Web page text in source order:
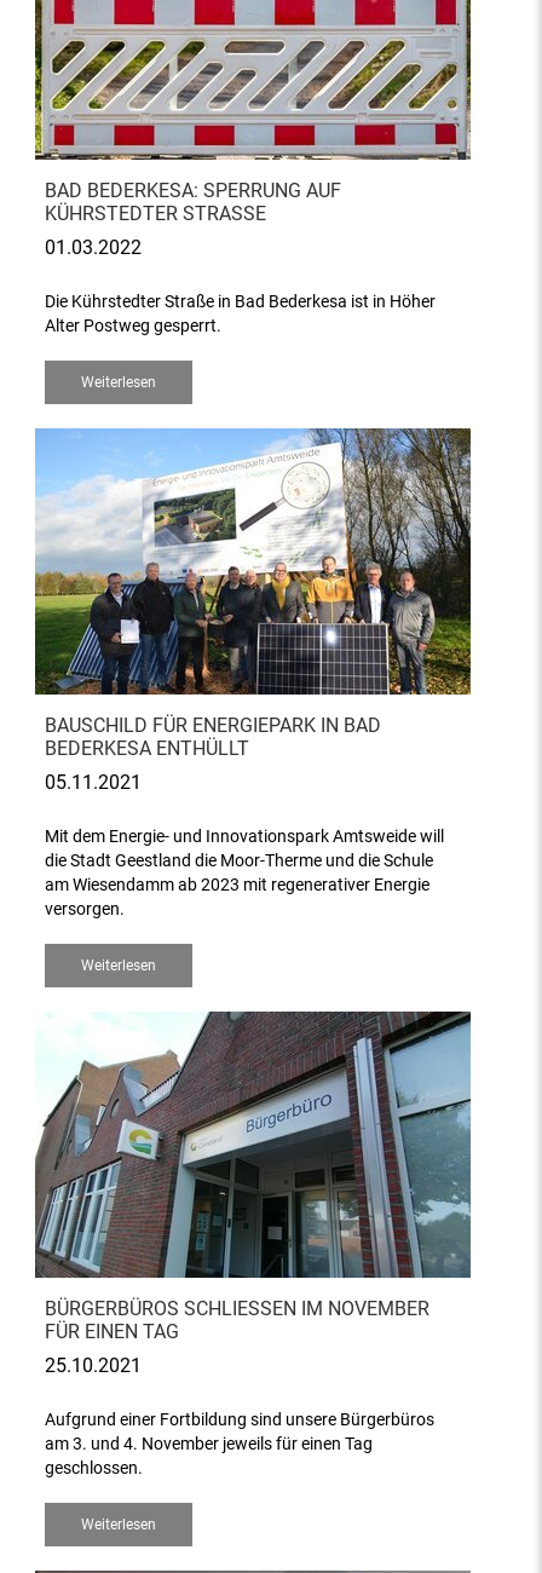
BAD BEDERKESA: SPERRUNG AUF
KÜHRSTEDTER STRASSE
01.03.2022
Die Kührstedter Straße in Bad Bederkesa ist in Höher
Alter Postweg gesperrt.
Weiterlesen
BAUSCHILD FÜR ENERGIEPARK IN BAD
BEDERKESA ENTHÜLLT
05.11.2021
Mit dem Energie- und Innovationspark Amtsweide will
die Stadt Geestland die Moor-Therme und die Schule
am Wiesendamm ab 2023 mit regenerativer Energie
versorgen.
Weiterlesen
BÜRGERBÜROS SCHLIESSEN IM NOVEMBER F
ÜR EINEN TAG
25.10.2021
Aufgrund einer Fortbildung sind unsere Bürgerbüros
am 3. und 4. November jeweils für einen Tag
geschlossen.
Weiterlesen